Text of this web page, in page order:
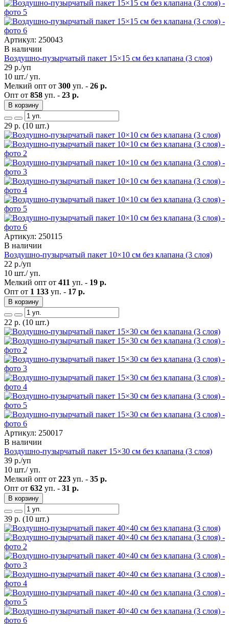
Артикул: 250043
В наличии
Воздушно-пузырчатый пакет 15×15 см без клапана (3 слоя)
29 р./уп
10 шт./ уп.
Мелкий опт от 300 уп. - 26 р.
Опт от 858 уп. - 23 р.
В корзину
29 р. (10 шт.)
Артикул: 250115
В наличии
Воздушно-пузырчатый пакет 10×10 см без клапана (3 слоя)
22 р./уп
10 шт./ уп.
Мелкий опт от 411 уп. - 19 р.
Опт от 1 133 уп. - 17 р.
В корзину
22 р. (10 шт.)
Артикул: 250017
В наличии
Воздушно-пузырчатый пакет 15×30 см без клапана (3 слоя)
39 р./уп
10 шт./ уп.
Мелкий опт от 223 уп. - 35 р.
Опт от 632 уп. - 31 р.
В корзину
39 р. (10 шт.)